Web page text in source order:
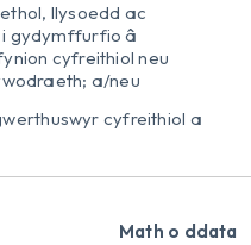
llysoedd ac
gydymffurfio â
cyfreithiol neu
a/neu
cyfreithiol a
Math o ddata